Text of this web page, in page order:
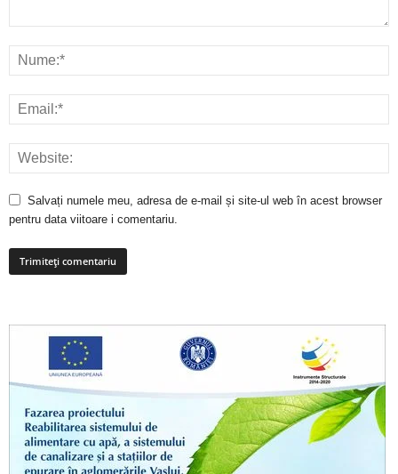
Salvați numele meu, adresa de e-mail și site-ul web în acest browser
pentru data viitoare i comentariu.